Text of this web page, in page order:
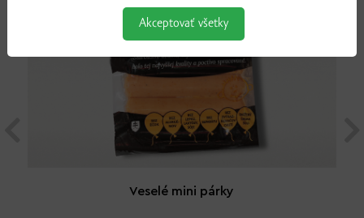
Veselé mini párky
Akceptovať všetky